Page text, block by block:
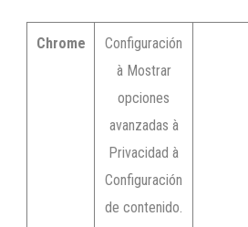
Chrome
Configuración
à Mostrar
opciones
avanzadas à
Privacidad à
Configuración
de contenido.